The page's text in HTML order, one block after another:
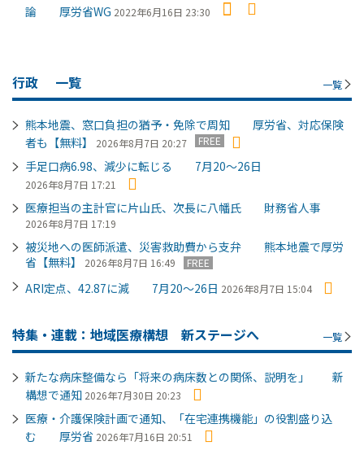
論 厚労省WG 2022年6月16日 23:30
行政 一覧 一覧
熊本地震、窓口負担の猶予・免除で周知 厚労省、対応保険
者も【無料】
2026年8月7日 20:27 FREE
手足口病6.98、減少に転じる 7月20～26日
2026年8月7日 17:21
医療担当の主計官に片山氏、次長に八幡氏 財務省人事
2026年8月7日 17:19
被災地への医師派遣、災害救助費から支弁 熊本地震で厚労
省【無料】
2026年8月7日 16:49 FREE
ARI定点、42.87に減 7月20～26日 2026年8月7日 15:04
特集・連載：地域医療構想 新ステージへ 一覧
新たな病床整備なら「将来の病床数との関係、説明を」 新
構想で通知 2026年7月30日 20:23
医療・介護保険計画で通知、「在宅連携機能」の役割盛り込
む 厚労省 2026年7月16日 20:51